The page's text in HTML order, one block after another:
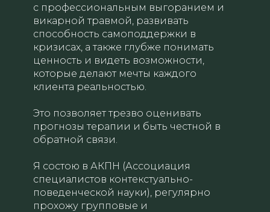
с профессиональным выгоранием и
викарной травмой, развивать
способность самоподдержки в
кризисах, а также глубже понимать
ценность и видеть возможности,
которые делают мечты каждого
клиента реальностью.
Это позволяет трезво оценивать
прогнозы терапии и быть честной в
обратной связи.
Я состою в АКПН (Ассоциация
специалистов контекстуально-
поведенческой науки), регулярно
прохожу групповые и